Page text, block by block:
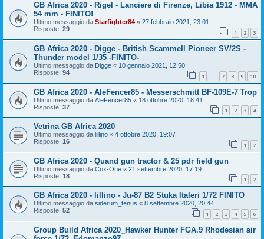
GB Africa 2020 - Rigel - Lanciere di Firenze, Libia 1912 - MMA
54 mm - FINITO!
Ultimo messaggio da Starfighter84 « 27 febbraio 2021, 23:01
Risposte: 29 1 2 3
GB Africa 2020 - Digge - British Scammell Pioneer SV/2S -
Thunder model 1/35 -FINITO-
Ultimo messaggio da Digge « 10 gennaio 2021, 12:50
Risposte: 94 1 … 7 8 9 10
GB Africa 2020 - AleFencer85 - Messerschmitt BF-109E-7 Trop
Ultimo messaggio da AleFencer85 « 18 ottobre 2020, 18:41
Risposte: 37 1 2 3 4
Vetrina GB Africa 2020
Ultimo messaggio da lillino « 4 ottobre 2020, 19:07
Risposte: 16 1 2
GB Africa 2020 - Quand gun tractor & 25 pdr field gun
Ultimo messaggio da Cox-One « 21 settembre 2020, 17:19
Risposte: 18 1 2
GB Africa 2020 - lillino - Ju-87 B2 Stuka Italeri 1/72 FINITO
Ultimo messaggio da siderum_tenus « 8 settembre 2020, 20:44
Risposte: 52 1 2 3 4 5 6
Group Build Africa 2020_Hawker Hunter FGA.9 Rhodesian air